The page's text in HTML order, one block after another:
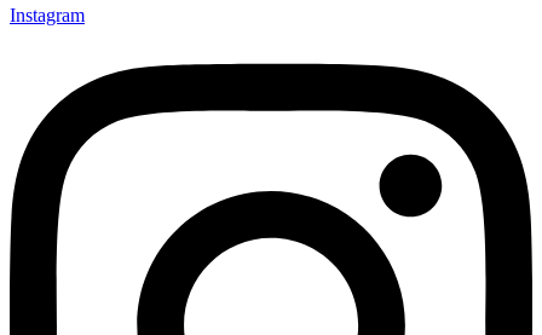
Instagram